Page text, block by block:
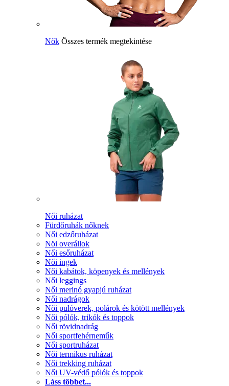
Nők Összes termék megtekintése
Női ruházat
Fürdőruhák nőknek
Női edzőruházat
Nöi overállok
Női esőruházat
Női ingek
Női kabátok, köpenyek és mellények
Női leggings
Női merinó gyapjú ruházat
Női nadrágok
Női pulóverek, polárok és kötött mellények
Női pólók, trikók és toppok
Női rövidnadrág
Női sportfehérneműk
Női sportruházat
Női termikus ruházat
Női trekking ruházat
Női UV-védő pólók és toppok
Láss többet...